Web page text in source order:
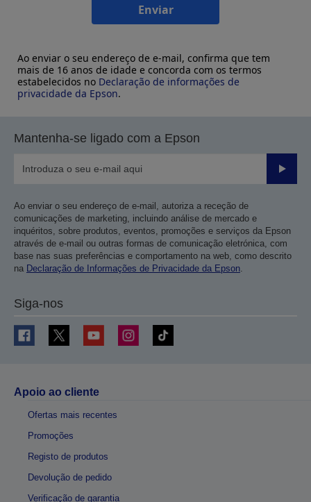
Enviar
Ao enviar o seu endereço de e-mail, confirma que tem
mais de 16 anos de idade e concorda com os termos
estabelecidos no Declaração de informações de
privacidade da Epson.
Mantenha-se ligado com a Epson
Enviar
Ao enviar o seu endereço de e-mail, autoriza a receção de
comunicações de marketing, incluindo análise de mercado e
inquéritos, sobre produtos, eventos, promoções e serviços da Epson
através de e-mail ou outras formas de comunicação eletrónica, com
base nas suas preferências e comportamento na web, como descrito
na Declaração de Informações de Privacidade da Epson.
Siga-nos
Apoio ao cliente
Ofertas mais recentes
Promoções
Registo de produtos
Devolução de pedido
Verificação de garantia